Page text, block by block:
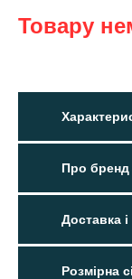
Товару
Про
Доставка
Розмірна